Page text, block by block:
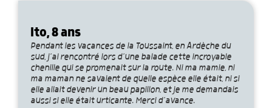
Ito, 8 ans
Pendant les vacances de la Toussaint, en Ardèche du
sud, j’ai rencontré lors d’une balade cette incroyable
chenille qui se promenait sur la route. Ni ma mamie, ni
ma maman ne savaient de quelle espèce elle était, ni si
elle allait devenir un beau papillon, et je me demandais
aussi si elle était urticante. Merci d’avance.